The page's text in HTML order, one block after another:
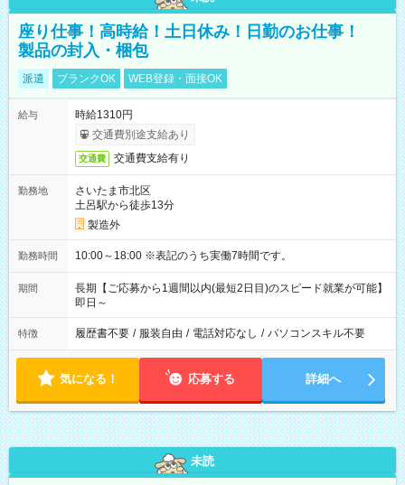
座り仕事！高時給！土日休み！日勤のお仕事！
製品の封入・梱包
派遣 ブランクOK WEB登録・面接OK
給与
時給1310円
交通費別途支給あり
交通費 交通費支給有り
勤務地
さいたま市北区
土呂駅から徒歩13分
製造外
勤務時間 10:00～18:00 ※表記のうち実働7時間です。
期間
長期【ご応募から1週間以内(最短2日目)のスピード就業が可能】
即日～
特徴 履歴書不要 / 服装自由 / 電話対応なし / パソコンスキル不要
気になる！ 応募する 詳細へ
未読